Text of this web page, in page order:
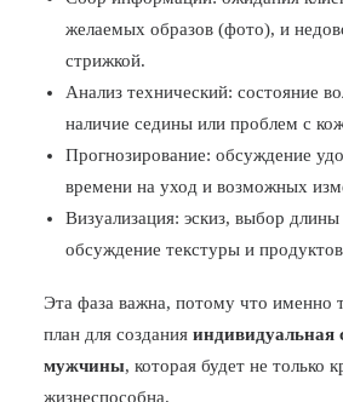
желаемых образов (фото), и
стрижкой.
Анализ технический: состояние
наличие седины или проблем с
Прогнозирование: обсуждение
времени на уход и возможных
Визуализация: эскиз, выбор
обсуждение текстуры и
Эта фаза важна, потому что именно
план для создания индивидуальная
мужчины, которая будет не только
жизнеспособна.